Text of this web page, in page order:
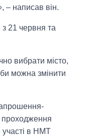
, – написав він.
з 21 червня та
вибрати місто,
можна змінити
проходження
участі в НМТ